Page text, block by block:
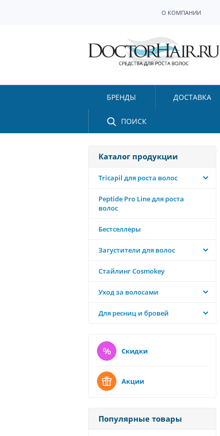
О КОМПАНИИ
БРЕНДЫ ДОСТАВКА
ПОИСК
Каталог продукции
Tricapil для роста волос
Peptide Pro Line для роста
волос
Бестселлеры
Загустители для волос
Стайлинг Cosmokey
Уход за волосами
Для ресниц и бровей
Скидки
Акции
Популярные товары